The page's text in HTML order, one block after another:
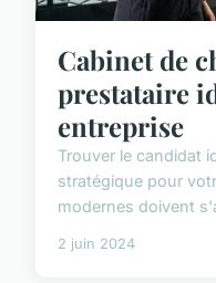
Cabinet de
prestataire
entreprise
Trouver le candidat
stratégique pour
modernes doivent
2 juin 2024